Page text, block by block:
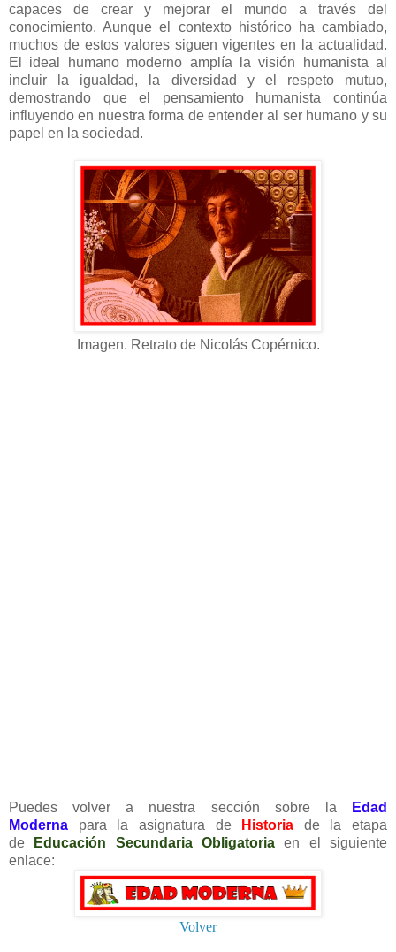
capaces de crear y mejorar el mundo a través del
conocimiento. Aunque el contexto histórico ha cambiado,
muchos de estos valores siguen vigentes en la actualidad.
El ideal humano moderno amplía la visión humanista al
incluir la igualdad, la diversidad y el respeto mutuo,
demostrando que el pensamiento humanista continúa
influyendo en nuestra forma de entender al ser humano y su
papel en la sociedad.
Imagen. Retrato de Nicolás Copérnico.
Puedes volver a nuestra sección sobre la
Edad
Moderna para la asignatura de Historia de la etapa
de
Educación Secundaria Obligatoria en el siguiente
enlace:
Volver